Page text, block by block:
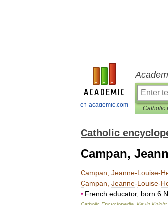
en-academic.com Catholic
Catholic
Campan,
Campan Jeanne-Louise-
Campan Jeanne-Louise-
• French educator, born 6